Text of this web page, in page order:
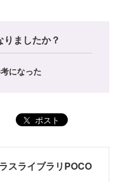
りましたか？
になった
ポスト
スライブラリPOCO